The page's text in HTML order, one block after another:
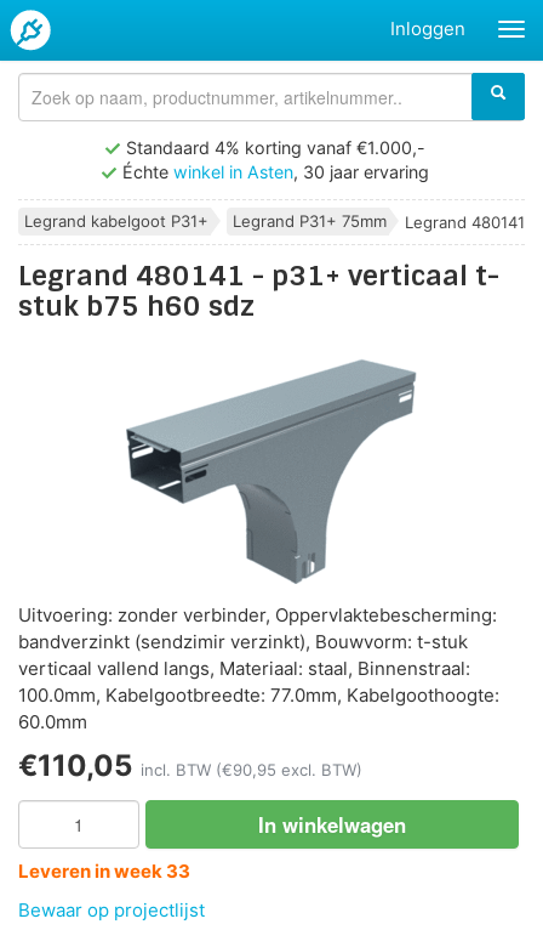
Inloggen
Standaard 4% korting vanaf €1.000,-
Échte winkel in Asten, 30 jaar ervaring
Legrand kabelgoot P31+ Legrand P31+ 75mm Legrand 480141
Legrand 480141 - p31+ verticaal t-
stuk b75 h60 sdz
Uitvoering: zonder verbinder, Oppervlaktebescherming:
bandverzinkt (sendzimir verzinkt), Bouwvorm: t-stuk
verticaal vallend langs, Materiaal: staal, Binnenstraal:
100.0mm, Kabelgootbreedte: 77.0mm, Kabelgoothoogte:
60.0mm
€110,05 incl. BTW (€90,95 excl. BTW)
In winkelwagen
Leveren in week 33
Bewaar op projectlijst